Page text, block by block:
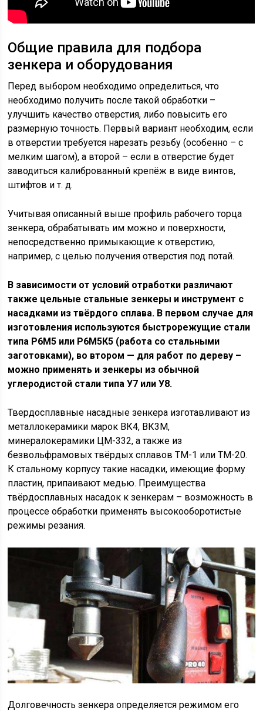
Общие правила для подбора
зенкера и оборудования
Перед выбором необходимо определиться, что
необходимо получить после такой обработки –
улучшить качество отверстия, либо повысить его
размерную точность. Первый вариант необходим, если
в отверстии требуется нарезать резьбу (особенно – с
мелким шагом), а второй – если в отверстие будет
заводиться калиброванный крепёж в виде винтов,
штифтов и т. д.
Учитывая описанный выше профиль рабочего торца
зенкера, обрабатывать им можно и поверхности,
непосредственно примыкающие к отверстию,
например, с целью получения отверстия под потай.
В зависимости от условий отработки различают
также цельные стальные зенкеры и инструмент с
насадками из твёрдого сплава. В первом случае для
изготовления используются быстрорежущие стали
типа Р6М5 или Р6М5К5 (работа со стальными
заготовками), во втором — для работ по дереву –
можно применять и зенкеры из обычной
углеродистой стали типа У7 или У8.
Твердосплавные насадные зенкера изготавливают из
металлокерамики марок ВК4, ВК3М,
минералокерамики ЦМ-332, а также из
безвольфрамовых твёрдых сплавов ТМ-1 или ТМ-20.
К стальному корпусу такие насадки, имеющие форму
пластин, припаивают медью. Преимущества
твёрдосплавных насадок к зенкерам – возможность в
процессе обработки применять высокооборотистые
режимы резания.
Долговечность зенкера определяется режимом его